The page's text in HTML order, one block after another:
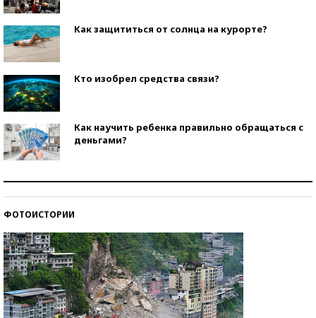
Как защититься от солнца на курорте?
Кто изобрел средства связи?
Как научить ребенка правильно обращаться с
деньгами?
ФОТОИСТОРИИ